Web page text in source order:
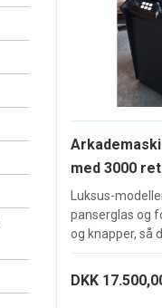
med 3000
Luksus-
panserglas og
og knapper, så
DKK